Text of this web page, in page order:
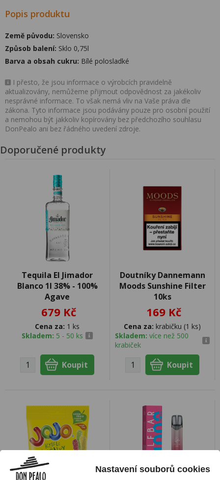
Popis produktu
Země původu: Slovensko
Způsob balení: Sklo 0,75l
Barva a obsah cukru: Bílé polosladké
I přesto, že jsou informace o výrobcích pravidelně
aktualizovány, nemůžeme přijmout odpovědnost za jakékoliv
nesprávné informace. To však nemá vliv na Vaše práva dle
zákona. Tyto informace jsou podávány pouze pro osobní použití
a nemohou být jakkoliv kopírovány bez předchozího souhlasu
DonPealo ani bez řádného uvedení zdroje.
Doporučené produkty
Tequila El Jimador
Blanco 1l 38% - 100%
Agave
679 Kč
Cena za: 1 ks
Skladem: 5 - 50 ks
Doutníky Dannemann
Moods Sunshine Filter
10ks
169 Kč
Cena za: krabičku (1 ks)
Skladem: více než 500
krabiček
Nastavení souborů cookies